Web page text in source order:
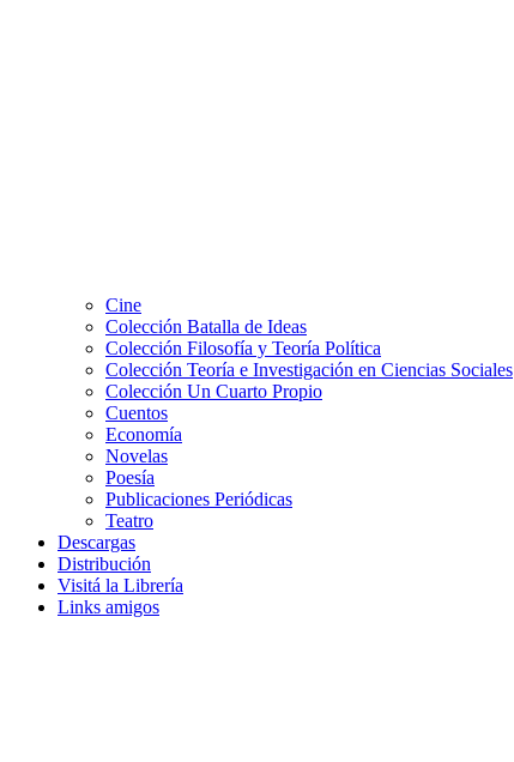
Cine
Colección Batalla de Ideas
Colección Filosofía y Teoría Política
Colección Teoría e Investigación en Ciencias Sociales
Colección Un Cuarto Propio
Cuentos
Economía
Novelas
Poesía
Publicaciones Periódicas
Teatro
Descargas
Distribución
Visitá la Librería
Links amigos